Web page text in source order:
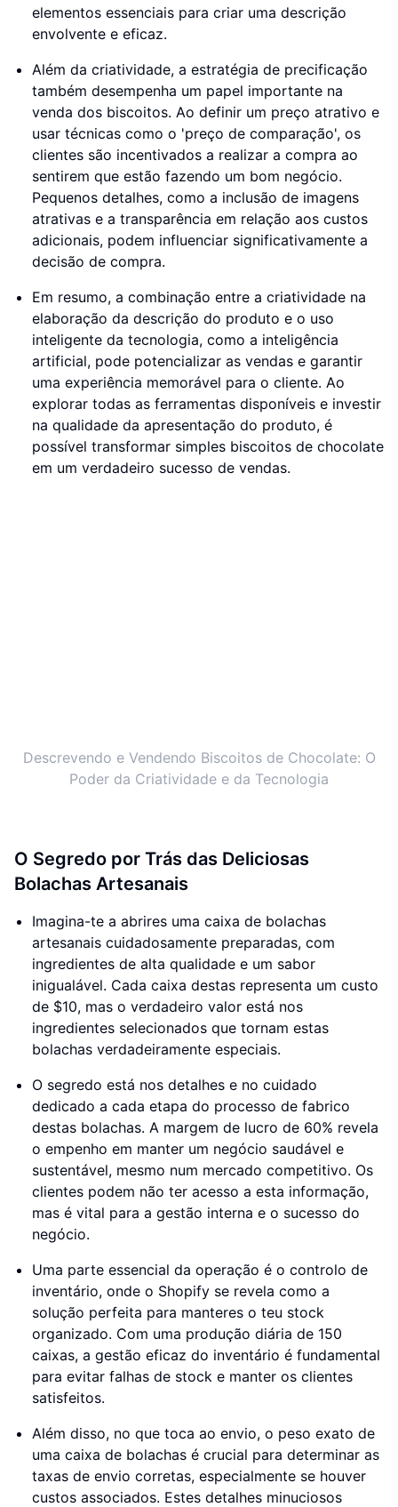
elementos essenciais para criar uma descrição
envolvente e eficaz.
Além da criatividade, a estratégia de precificação
também desempenha um papel importante na
venda dos biscoitos. Ao definir um preço atrativo e
usar técnicas como o 'preço de comparação', os
clientes são incentivados a realizar a compra ao
sentirem que estão fazendo um bom negócio.
Pequenos detalhes, como a inclusão de imagens
atrativas e a transparência em relação aos custos
adicionais, podem influenciar significativamente a
decisão de compra.
Em resumo, a combinação entre a criatividade na
elaboração da descrição do produto e o uso
inteligente da tecnologia, como a inteligência
artificial, pode potencializar as vendas e garantir
uma experiência memorável para o cliente. Ao
explorar todas as ferramentas disponíveis e investir
na qualidade da apresentação do produto, é
possível transformar simples biscoitos de chocolate
em um verdadeiro sucesso de vendas.
Descrevendo e Vendendo Biscoitos de Chocolate: O
Poder da Criatividade e da Tecnologia
O Segredo por Trás das Deliciosas
Bolachas Artesanais
Imagina-te a abrires uma caixa de bolachas
artesanais cuidadosamente preparadas, com
ingredientes de alta qualidade e um sabor
inigualável. Cada caixa destas representa um custo
de $10, mas o verdadeiro valor está nos
ingredientes selecionados que tornam estas
bolachas verdadeiramente especiais.
O segredo está nos detalhes e no cuidado
dedicado a cada etapa do processo de fabrico
destas bolachas. A margem de lucro de 60% revela
o empenho em manter um negócio saudável e
sustentável, mesmo num mercado competitivo. Os
clientes podem não ter acesso a esta informação,
mas é vital para a gestão interna e o sucesso do
negócio.
Uma parte essencial da operação é o controlo de
inventário, onde o Shopify se revela como a
solução perfeita para manteres o teu stock
organizado. Com uma produção diária de 150
caixas, a gestão eficaz do inventário é fundamental
para evitar falhas de stock e manter os clientes
satisfeitos.
Além disso, no que toca ao envio, o peso exato de
uma caixa de bolachas é crucial para determinar as
taxas de envio corretas, especialmente se houver
custos associados. Estes detalhes minuciosos